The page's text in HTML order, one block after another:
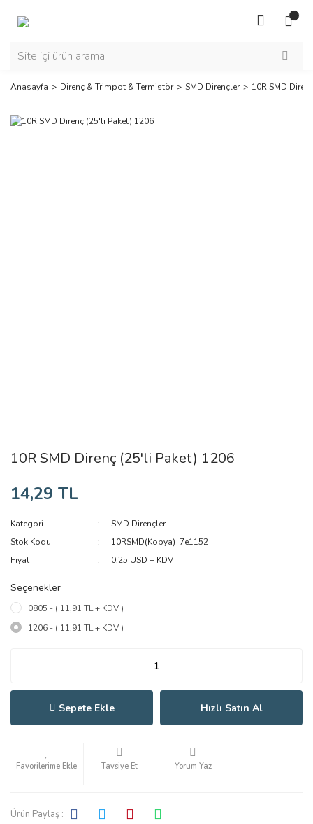
Anasayfa Direnç & Trimpot & Termistör SMD Dirençler 10R SMD
10R SMD Direnç (25'li Paket) 1206
14,29 TL
Kategori
SMD Dirençler
Stok Kodu
10RSMD(Kopya)_7e1152
Fiyat
0,25 USD + KDV
Seçenekler
0805 - ( 11,91 TL + KDV )
1206 - ( 11,91 TL + KDV )
Sepete Ekle Hızlı Satın Al
Tavsiye Et Yorum Yaz
Ürün Paylaş :